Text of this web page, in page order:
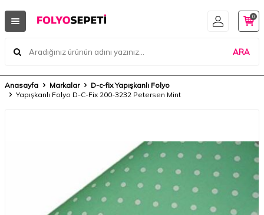
ARA
0
Anasayfa Markalar
D-c-fix Yapışkanlı Folyo
Yapışkanlı Folyo D-C-Fix 200-3232 Petersen Mint